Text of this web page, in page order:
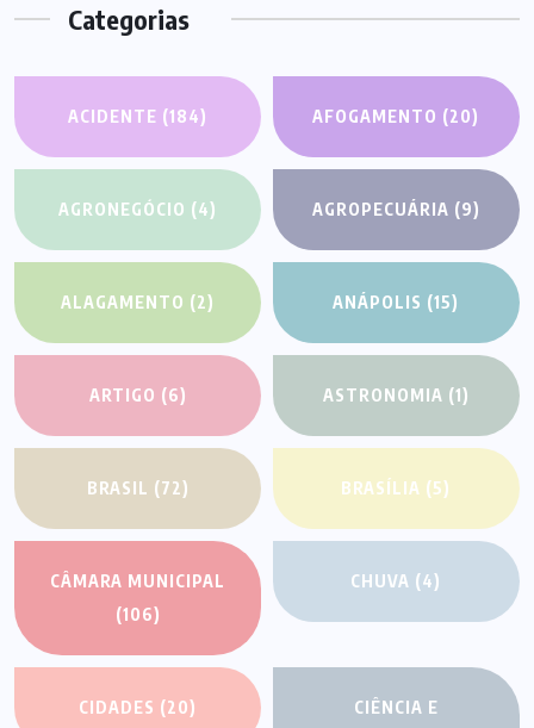
Categorias
ACIDENTE (184) AFOGAMENTO (20)
AGRONEGÓCIO (4) AGROPECUÁRIA (9)
ALAGAMENTO (2) ANÁPOLIS (15)
ARTIGO (6) ASTRONOMIA (1)
BRASIL (72) BRASÍLIA (5)
CÂMARA MUNICIPAL
(106)
CHUVA (4)
CIDADES (20)
CIÊNCIA E